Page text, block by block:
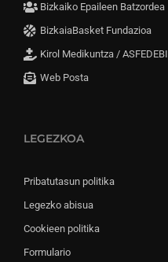
Bizkaiko Epaileen Batzordea
BizkaiaBasket Fundazioa
Kirol Medikuntza / ASFEDEBI
Web Posta
LEGEZKOA
Pribatutasun politika
Legezko abisua
Cookieen politika
Formulario